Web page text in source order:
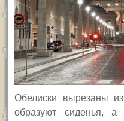
Обелиски вырезаны
образуют сиденья,